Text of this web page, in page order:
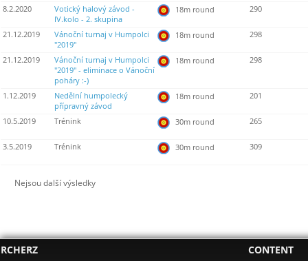
8.2.2020
Votický halový závod -
IV.kolo - 2. skupina
18m round 290
21.12.2019
Vánoční turnaj v Humpolci
"2019"
18m round 298
21.12.2019
Vánoční turnaj v Humpolci
"2019" - eliminace o Vánoční
poháry :-)
18m round 298
1.12.2019
Nedělní humpolecký
přípravný závod
18m round 201
10.5.2019 Trénink 30m round 265
3.5.2019 Trénink 30m round 309
Nejsou další výsledky
RCHERZ CONTENT